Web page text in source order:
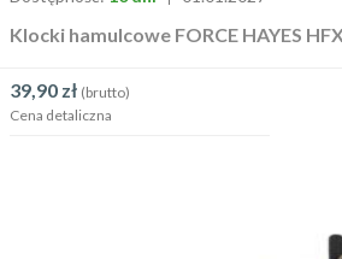
Klocki hamulcowe FORCE HAYES
39,90 zł (brutto)
Cena detaliczna